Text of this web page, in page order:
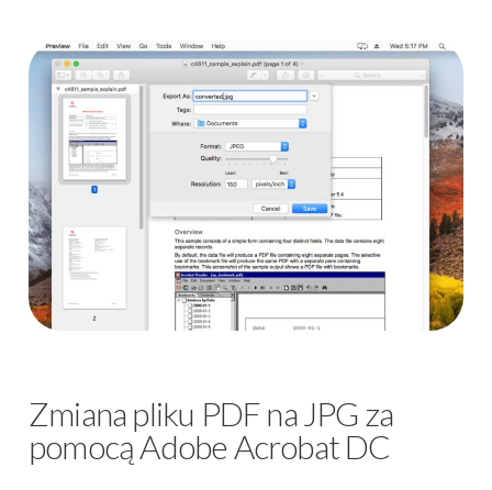
Zmiana pliku PDF na JPG za
pomocą Adobe Acrobat DC